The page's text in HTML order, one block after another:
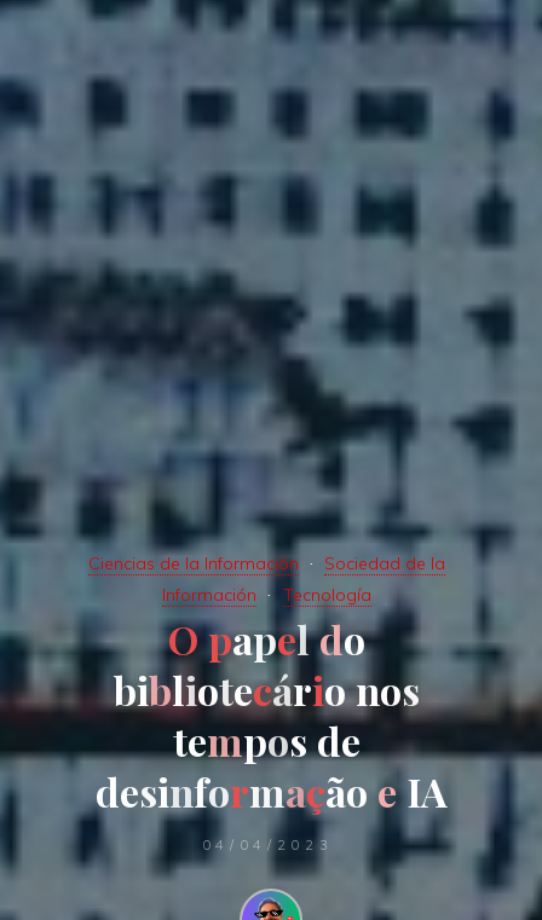
Ciencias de la Información
Sociedad de la
Información
Tecnología
Opapeldo
bibliotecárionos
temposde
desinformação e IA
04/04/2023